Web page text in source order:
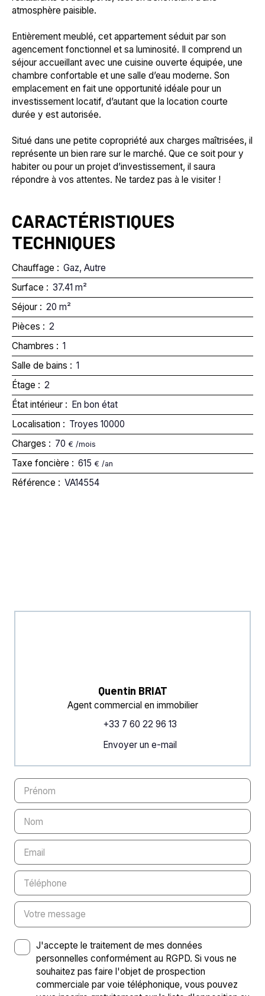
atmosphère paisible.
Entièrement meublé, cet appartement séduit par son
agencement fonctionnel et sa luminosité. Il comprend un
séjour accueillant avec une cuisine ouverte équipée, une
chambre confortable et une salle d’eau moderne. Son
emplacement en fait une opportunité idéale pour un
investissement locatif, d’autant que la location courte
durée y est autorisée.
Situé dans une petite copropriété aux charges maîtrisées, il
représente un bien rare sur le marché. Que ce soit pour y
habiter ou pour un projet d’investissement, il saura
répondre à vos attentes. Ne tardez pas à le visiter !
CARACTÉRISTIQUES
TECHNIQUES
Chauffage : Gaz, Autre
Surface : 37.41 m²
Séjour : 20 m²
Pièces : 2
Chambres : 1
Salle de bains : 1
Étage : 2
État intérieur : En bon état
Localisation : Troyes 10000
Charges : 70 € /mois
Taxe foncière : 615 € /an
Référence : VA14554
Quentin BRIAT
Agent commercial en immobilier
+33 7 60 22 96 13
Envoyer un e-mail
Prénom
Nom
Email
Téléphone
Votre message
J'accepte le traitement de mes données
personnelles conformément au RGPD. Si vous ne
souhaitez pas faire l'objet de prospection
commerciale par voie téléphonique, vous pouvez